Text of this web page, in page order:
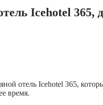
Icehotel 365,
отель Icehotel 365,
время.